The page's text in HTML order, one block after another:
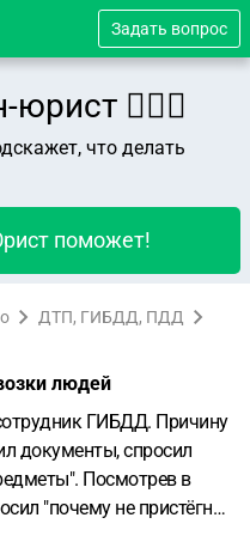
Задать вопрос
👨🏻‍⚖️
что делать
поможет!
ДТП, ГИБДД, ПДД
людей
ГИБДД. Причину
документы, спросил
Посмотрев в
"почему не пристёгнут